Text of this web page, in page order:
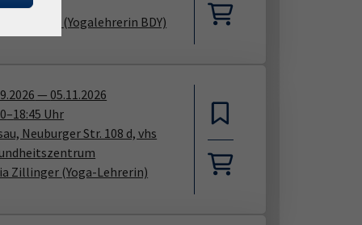
(Yogalehrerin BDY)
— 05.11.2026
–18:45 Uhr
Neuburger Str. 108 d, vhs
Zillinger (Yoga-Lehrerin)